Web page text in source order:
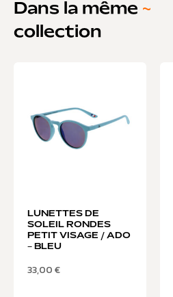
Dans la même ~
collection
LUNETTES DE
SOLEIL RONDES
PETIT VISAGE / ADO
– BLEU
33,00€